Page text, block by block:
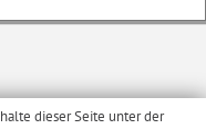
dieser Seite unter der